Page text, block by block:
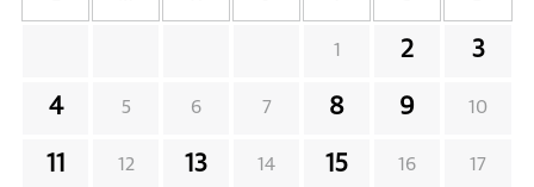
1 2 3
4 5 6 7 8 9 10
11 12 13 14 15 16 17